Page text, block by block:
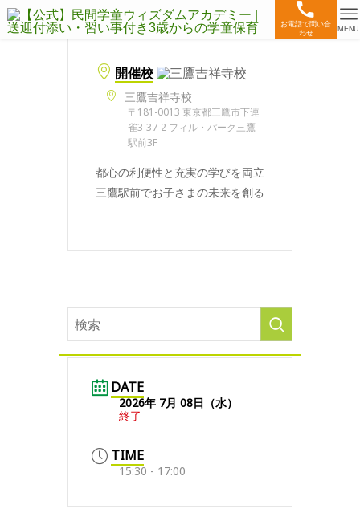
お電話で問い合
わせ
MENU
開催校
三鷹吉祥寺校
〒181-0013 東京都三鷹市下連
雀3-37-2 フィル・パーク三鷹
駅前3F
都心の利便性と充実の学びを両立
三鷹駅前でお子さまの未来を創る
DATE
2026年 7月 08日（水）
終了
TIME
15:30 - 17:00